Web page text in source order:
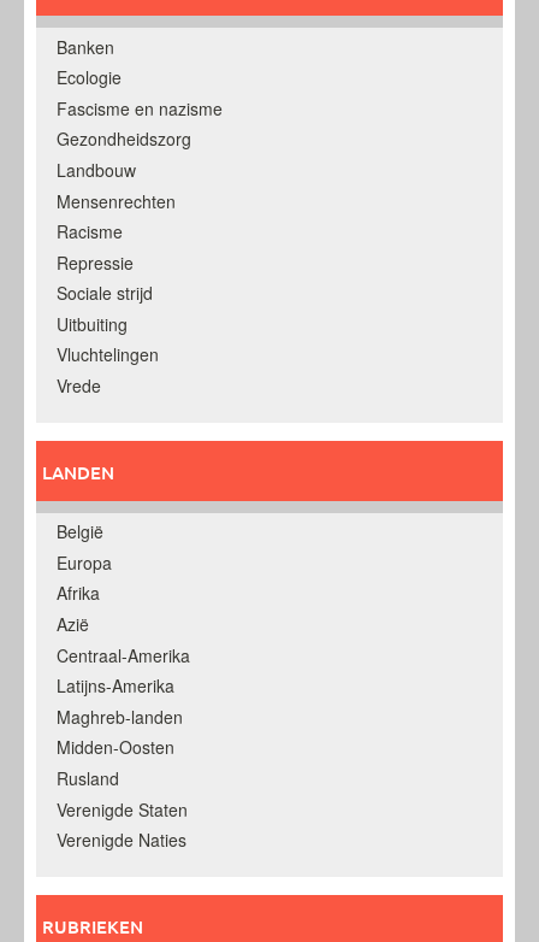
Banken
Ecologie
Fascisme en nazisme
Gezondheidszorg
Landbouw
Mensenrechten
Racisme
Repressie
Sociale strijd
Uitbuiting
Vluchtelingen
Vrede
LANDEN
België
Europa
Afrika
Azië
Centraal-Amerika
Latijns-Amerika
Maghreb-landen
Midden-Oosten
Rusland
Verenigde Staten
Verenigde Naties
RUBRIEKEN